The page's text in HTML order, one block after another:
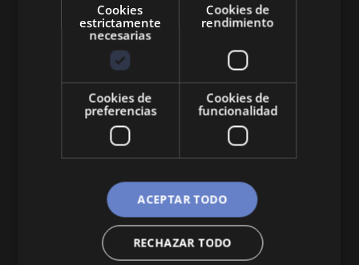
Queremos mantenerte al día en temas de
economía, finanzas, negocios, derecho, historia
y curiosidades sobre todo lo relacionado con la
economía y empresa.
CATEGORÍAS
Negocios
Cookies
estrictamente
necesarias
Cookies de
rendimiento
Cookies de
preferencias
Cookies de
funcionalidad
ACEPTAR TODO
RECHAZAR TODO